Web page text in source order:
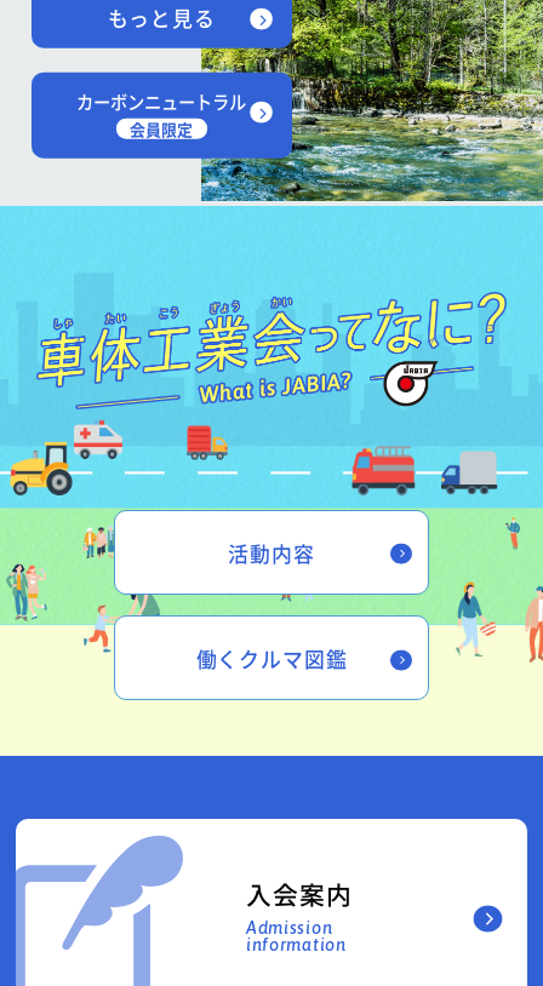
もっと見る
カーボンニュートラル
会員限定
活動内容
働くクルマ図鑑
入会案内
Admission
information